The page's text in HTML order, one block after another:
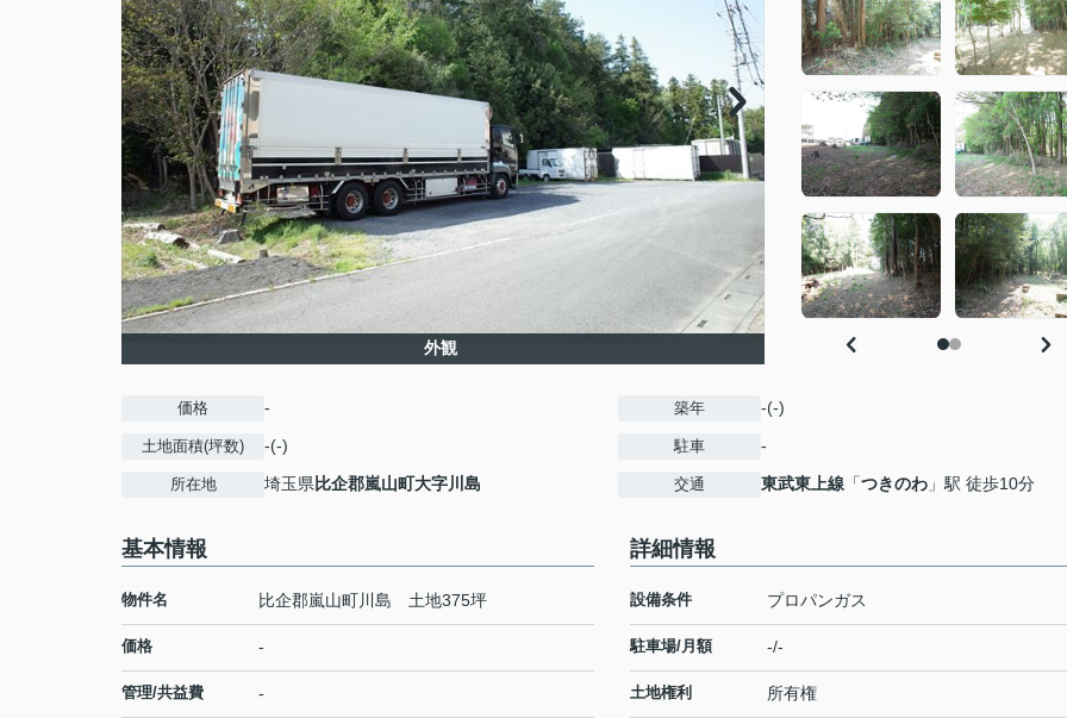
外観
価格 -
土地面積(坪数) -(-)
所在地 埼玉県 比企郡嵐山町大字川島
築年 -(-)
駐車 -
交通 東武東上線 「つきのわ 」駅 徒歩10分
基本情報
物件名 比企郡嵐山町川島 土地375坪
価格 -
管理/共益費 -
詳細情報
設備条件 プロパンガス
駐車場/月額 -/-
土地権利 所有権